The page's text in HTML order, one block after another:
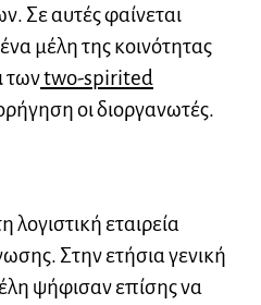
Σε αυτές φαίνεται
μέλη της κοινότητας
τωνtwo-spirited
οι διοργανωτές.
εταιρεία
Στην ετήσια γενική
ψήφισαν επίσης να